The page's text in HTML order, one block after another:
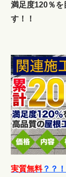
満足度120％を
す！！
実質無料？？！